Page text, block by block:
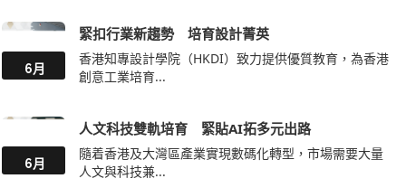
6月
創意工業培育...
6月
人文科技雙軌培育 緊貼AI拓多元出路
人文與科技兼...
傳承90年耀中精髓 培育專業幼教人才